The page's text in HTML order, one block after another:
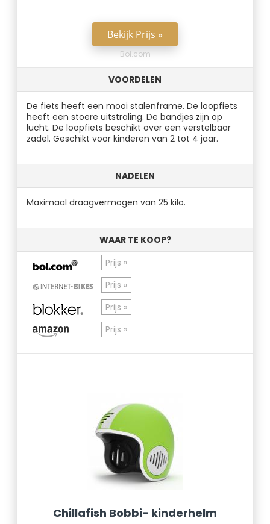
Bekijk Prijs »
Bol.com
VOORDELEN
De fiets heeft een mooi stalenframe. De loopfiets
heeft een stoere uitstraling. De bandjes zijn op
lucht. De loopfiets beschikt over een verstelbaar
zadel. Geschikt voor kinderen van 2 tot 4 jaar.
NADELEN
Maximaal draagvermogen van 25 kilo.
WAAR TE KOOP?
Prijs »
Prijs »
Prijs »
Prijs »
Chillafish Bobbi- kinderhelm